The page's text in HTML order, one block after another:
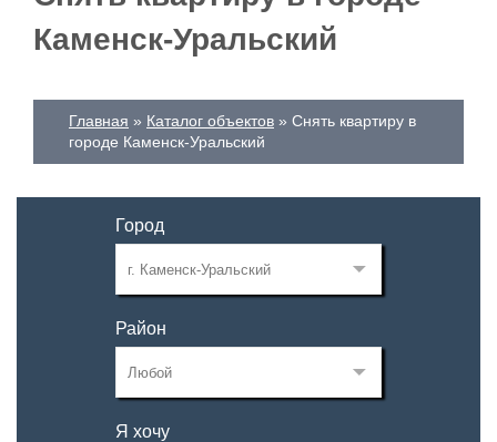
Каменск-Уральский
Главная Каталог объектов
Снять квартиру в
городе Каменск-Уральский
Город
Район
Я хочу